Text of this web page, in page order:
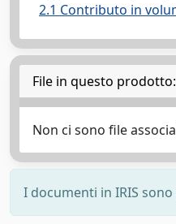
2.1 Contributo in
File in questo prodotto:
Non ci sono file
I documenti in IRIS